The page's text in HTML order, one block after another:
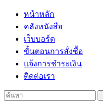
หน้าหลัก
คลังหนังสือ
เว็บบอร์ด
ขั้นตอนการสั่งซื้อ
แจ้งการชำระเงิน
ติดต่อเรา